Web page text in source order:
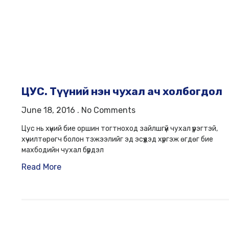
ЦУС. Түүний нэн чухал ач холбогдол
June 18, 2016 No Comments
Цус нь хүний бие оршин тогтноход зайлшгүй чухал үүрэгтэй,
хүчилтөрөгч болон тэжээлийг эд эсүүдэд хүргэж өгдөг бие
махбодийн чухал бүрдэл
Read More